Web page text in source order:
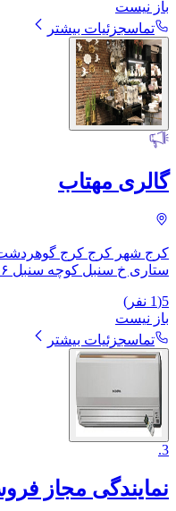
باز نیست
تماسجزئیات بیشتر
گالری مهتاب
کرج شهر کرج کرج گوهردشت
ستاری خ سنبل کوچه سنبل ۶ -
5
(
1 نفر)
باز نیست
تماسجزئیات بیشتر
3
.
نمایندگی مجاز